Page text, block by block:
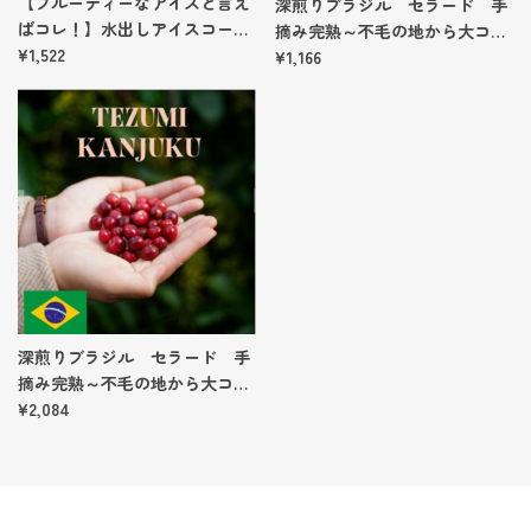
ばコレ！】水出しアイスコーヒ
ーパック（３個）
¥1,522
深煎りブラジル セラード 手
摘み完熟～不毛の地から大コー
ヒー産地へ～ 【100g】
¥1,166
深煎りブラジル セラード 手
摘み完熟～不毛の地から大コー
ヒー産地へ～ 【200g】
¥2,084